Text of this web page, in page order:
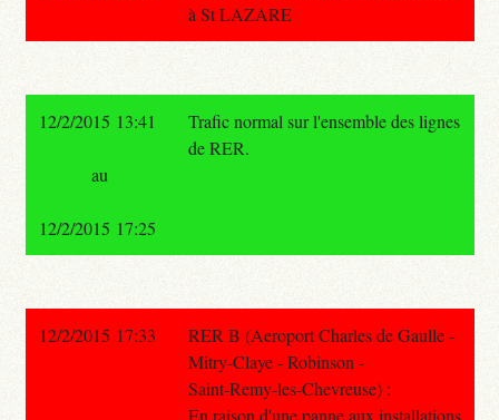
à St LAZARE
12/2/2015 13:41
Trafic normal sur l'ensemble des lignes
de RER.
au
12/2/2015 17:25
12/2/2015 17:33
RER B (Aeroport Charles de Gaulle -
Mitry-Claye - Robinson -
Saint-Remy-les-Chevreuse) :
En raison d'une panne aux installations